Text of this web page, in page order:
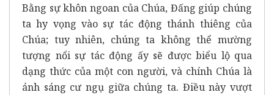
Bằng sự khôn ngoan của Chúa, Đấng giúp chúng
ta hy vọng vào sự tác động thánh thiêng của
Chúa; tuy nhiên, chúng ta không thể mường
tượng nổi sự tác động ấy sẽ được biểu lộ qua
dạng thức của một con người, và chính Chúa là
ánh sáng cư ngụ giữa chúng ta. Điều này vượt